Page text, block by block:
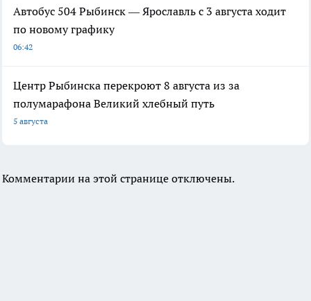
Автобус 504 Рыбинск — Ярославль с 3 августа ходит
по новому графику
06:42
Центр Рыбинска перекроют 8 августа из за
полумарафона Великий хлебный путь
5 августа
Комментарии на этой странице отключены.